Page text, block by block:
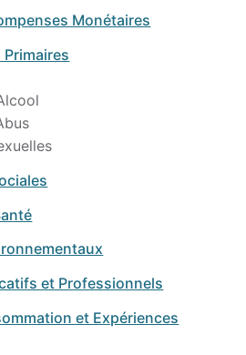
Monétaires
et Professionnels
et Expériences